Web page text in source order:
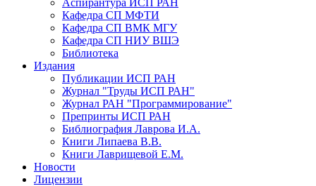
Аспирантура ИСП РАН
Кафедра СП МФТИ
Кафедра СП ВМК МГУ
Кафедра СП НИУ ВШЭ
Библиотека
Издания
Публикации ИСП РАН
Журнал "Труды ИСП РАН"
Журнал РАН "Программирование"
Препринты ИСП РАН
Библиография Лаврова И.А.
Книги Липаева В.В.
Книги Лаврищевой Е.М.
Новости
Лицензии